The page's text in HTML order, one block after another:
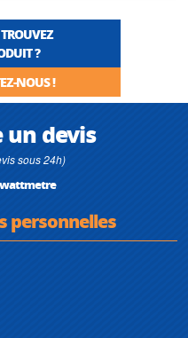
?
NOUS !
un devis
sous 24h)
personnelles